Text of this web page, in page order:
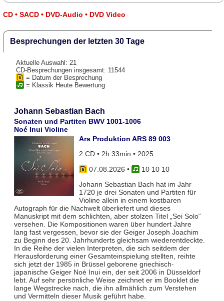
CD • SACD • DVD-Audio • DVD Video
Besprechungen der letzten 30 Tage
Aktuelle Auswahl: 21
CD-Besprechungen insgesamt: 11544
= Datum der Besprechung
= Klassik Heute Bewertung
Johann Sebastian Bach
Sonaten und Partiten BWV 1001-1006
Noé Inui Violine
Ars Produktion ARS 89 003
2 CD • 2h 33min • 2025
07.08.2026 •
10 10 10
Johann Sebastian Bach hat im Jahr
1720 je drei Sonaten und Partiten für
Violine allein in einem kostbaren
Autograph für die Nachwelt überliefert und dieses
Manuskript mit dem schlichten, aber stolzen Titel „Sei Solo“
versehen. Die Kompositionen waren über hundert Jahre
lang fast vergessen, bevor sie der Geiger Joseph Joachim
zu Beginn des 20. Jahrhunderts gleichsam wiederentdeckte.
In die Reihe der vielen Interpreten, die sich seitdem der
Herausforderung einer Gesamteinspielung stellten, reihte
sich jetzt der 1985 in Brüssel geborene griechisch-
japanische Geiger Noé Inui ein, der seit 2006 in Düsseldorf
lebt. Auf sehr persönliche Weise zeichnet er im Booklet die
lange Wegstrecke nach, die ihn allmählich zum Verstehen
und Vermitteln dieser Musik geführt habe.